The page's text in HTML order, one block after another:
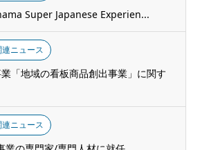
Super Japanese Experien...
ニュース
「地域の看板商品創出事業」に関す
ニュース